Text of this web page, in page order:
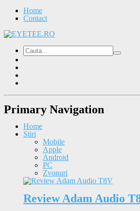
Home
Contact
Primary Navigation
Home
Stiri
Mobile
Apple
Android
PC
Zvonuri
Review Adam Audio